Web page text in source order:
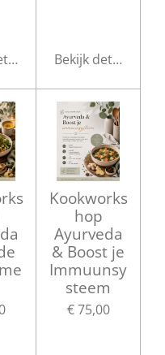
Bekijk details
Kookworks
hop
Ayurveda
& Boost je
Immuunsy
steem
€ 75,00